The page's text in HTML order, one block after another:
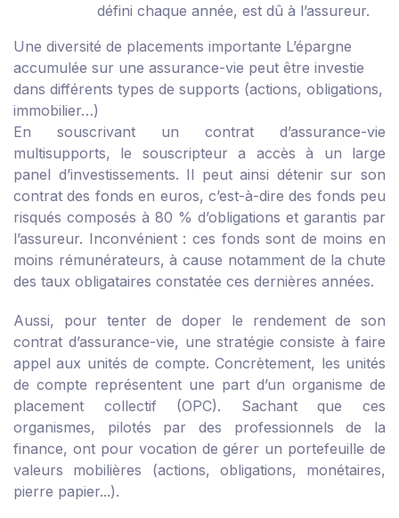
défini chaque année, est dû à l’assureur.
Une diversité de placements importante L’épargne
accumulée sur une assurance-vie peut être investie
dans différents types de supports (actions, obligations,
immobilier…)
En souscrivant un contrat d’assurance-vie
multisupports, le souscripteur a accès à un large
panel d’investissements. Il peut ainsi détenir sur son
contrat des fonds en euros, c’est-à-dire des fonds peu
risqués composés à 80 % d’obligations et garantis par
l’assureur. Inconvénient : ces fonds sont de moins en
moins rémunérateurs, à cause notamment de la chute
des taux obligataires constatée ces dernières années.
Aussi, pour tenter de doper le rendement de son
contrat d’assurance-vie, une stratégie consiste à faire
appel aux unités de compte. Concrètement, les unités
de compte représentent une part d’un organisme de
placement collectif (OPC). Sachant que ces
organismes, pilotés par des professionnels de la
finance, ont pour vocation de gérer un portefeuille de
valeurs mobilières (actions, obligations, monétaires,
pierre papier...).